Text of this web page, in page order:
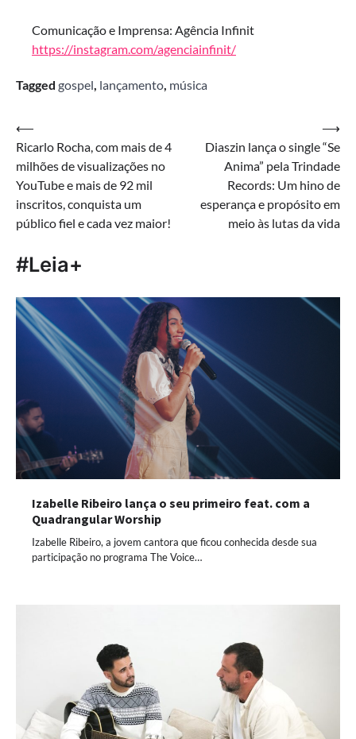
Comunicação e Imprensa: Agência Infinit
https://instagram.com/agenciainfinit/
Tagged gospel, lançamento, música
Navegação
de
Post
⟵
Ricarlo Rocha, com mais de 4
milhões de visualizações no
YouTube e mais de 92 mil
inscritos, conquista um
público fiel e cada vez maior!
Diaszin lança o single “Se
Anima” pela Trindade
Records: Um hino de
esperança e propósito em
meio às lutas da vida
⟶
#Leia+
Izabelle Ribeiro lança o seu primeiro feat. com a
Quadrangular Worship
Izabelle Ribeiro, a jovem cantora que ficou conhecida desde sua
participação no programa The Voice…